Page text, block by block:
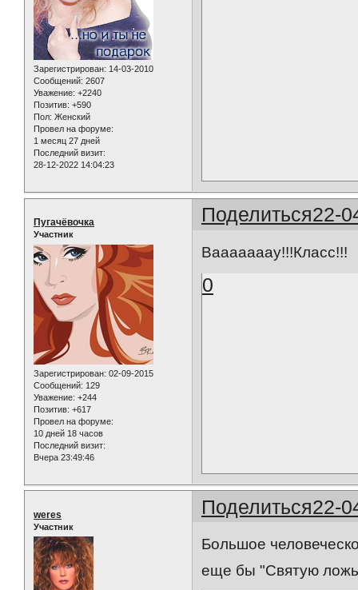
Зарегистрирован: 14-03-2010
Сообщений: 2607
Уважение: +2240
Позитив: +590
Пол: Женский
Провел на форуме:
1 месяц 27 дней
Последний визит:
28-12-2022 14:04:23
Поделиться22-
Пугачёвочка
Участник
Зарегистрирован: 02-09-2015
Сообщений: 129
Уважение: +244
Позитив: +617
Провел на форуме:
10 дней 18 часов
Последний визит:
Вчера 23:49:46
Вааааааау!!!Класс!!!
0
Поделиться22-
weres
Участник
Большое
еще бы "Святую